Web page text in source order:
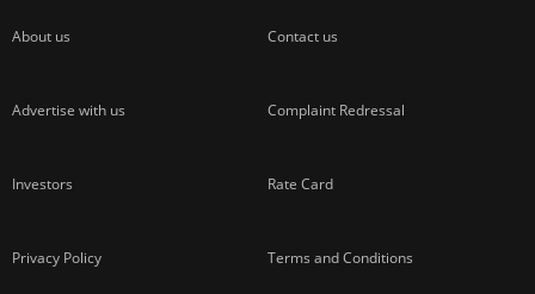
About us Contact us
Advertise with us Complaint Redressal
Investors Rate Card
Privacy Policy Terms and Conditions